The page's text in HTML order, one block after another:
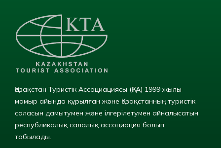
Қазақстан Туристік Ассоциациясы (ҚТА) 1999 жылы
мамыр айында құрылған және Қазақстанның туристік
саласын дамытумен және ілгерілетумен айналысатын
республикалық салалық ассоциация болып
табылады.